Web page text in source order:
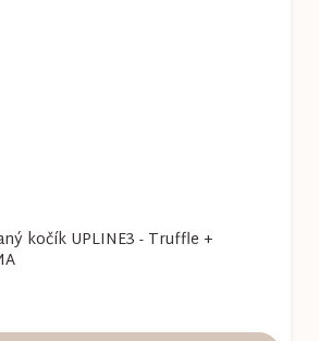
kočík UPLINE3 - Truffle +